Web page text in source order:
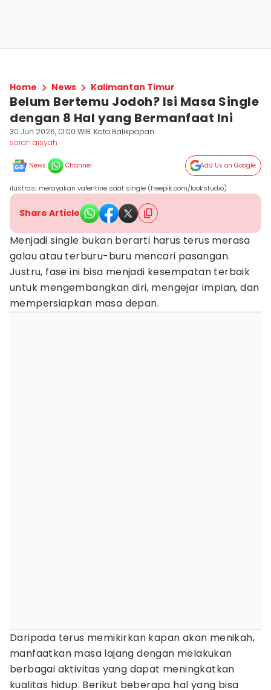
Home News Kalimantan Timur
Belum Bertemu Jodoh? Isi Masa Single
dengan 8 Hal yang Bermanfaat Ini
30 Jun 2026, 01:00 WIB Kota Balikpapan
sarah aisyah
News Channel Add Us on Google
ilustrasi merayakan valentine saat single (freepik.com/lookstudio)
Share Article
Menjadi single bukan berarti harus terus merasa
galau atau terburu-buru mencari pasangan.
Justru, fase ini bisa menjadi kesempatan terbaik
untuk mengembangkan diri, mengejar impian, dan
mempersiapkan masa depan.
Daripada terus memikirkan kapan akan menikah,
manfaatkan masa lajang dengan melakukan
berbagai aktivitas yang dapat meningkatkan
kualitas hidup. Berikut beberapa hal yang bisa